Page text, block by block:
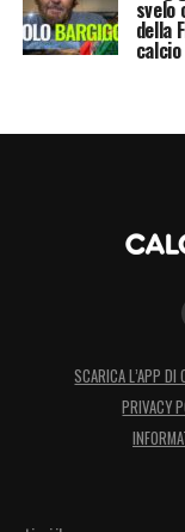
svelo
della
calcio
SCARICA L’APP
PRIVACY